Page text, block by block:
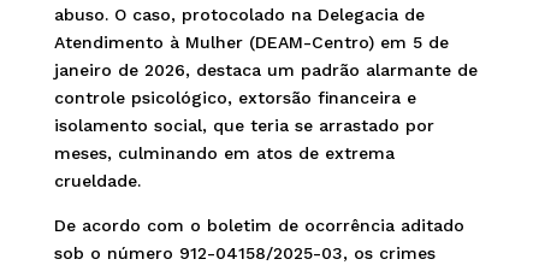
abuso. O caso, protocolado na Delegacia de
Atendimento à Mulher (DEAM-Centro) em 5 de
janeiro de 2026, destaca um padrão alarmante de
controle psicológico, extorsão financeira e
isolamento social, que teria se arrastado por
meses, culminando em atos de extrema
crueldade.
De acordo com o boletim de ocorrência aditado
sob o número 912-04158/2025-03, os crimes